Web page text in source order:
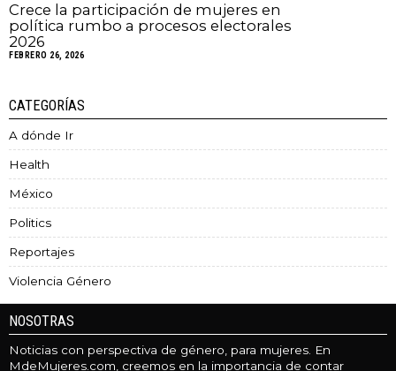
Crece la participación de mujeres en
política rumbo a procesos electorales
2026
FEBRERO 26, 2026
CATEGORÍAS
A dónde Ir
Health
México
Politics
Reportajes
Violencia Género
NOSOTRAS
Noticias con perspectiva de género, para mujeres. En
MdeMujeres.com, creemos en la importancia de contar